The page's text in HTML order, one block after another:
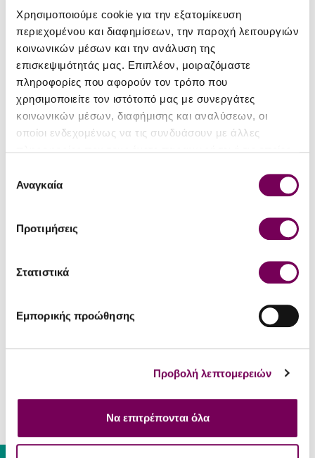
Χρησιμοποιούμε cookie για την εξατομίκευση
περιεχομένου και διαφημίσεων, την παροχή λειτουργιών
κοινωνικών μέσων και την ανάλυση της
επισκεψιμότητάς μας. Επιπλέον, μοιραζόμαστε
πληροφορίες που αφορούν τον τρόπο που
χρησιμοποιείτε τον ιστότοπό μας με συνεργάτες
κοινωνικών μέσων, διαφήμισης και αναλύσεων, οι
οποίοι ενδεχομένως να τις συνδυάσουν με άλλες
των υπηρεσιών τους.
συγκατάθεσης
Αναγκαία
Προτιμήσεις
Στατιστικά
Εμπορικής προώθησης
Προβολή λεπτομερειών
Να επιτρέπονται όλα
Αμύνταιο Blanc De Noir
Sec
Κτήμα Κυρ-Γιάννη
Γουμένισσα 2019
Scaperdas Frères
Noirs
RP '17